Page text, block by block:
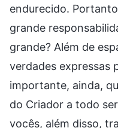
endurecido.
grande
grande? Além de
verdades expressas
importante, ainda,
do Criador a todo
vocês, além disso,